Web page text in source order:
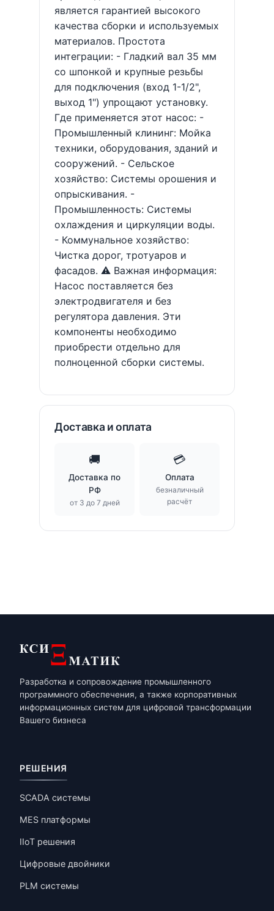
является гарантией высокого
качества сборки и используемых
материалов. Простота
интеграции: - Гладкий вал 35 мм
со шпонкой и крупные резьбы
для подключения (вход 1-1/2",
выход 1") упрощают установку.
Где применяется этот насос: -
Промышленный клининг: Мойка
техники, оборудования, зданий и
сооружений. - Сельское
хозяйство: Системы орошения и
опрыскивания. -
Промышленность: Системы
охлаждения и циркуляции воды.
- Коммунальное хозяйство:
Чистка дорог, тротуаров и
фасадов. ⚠️ Важная информация:
Насос поставляется без
электродвигателя и без
регулятора давления. Эти
компоненты необходимо
приобрести отдельно для
полноценной сборки системы.
Доставка и оплата
🚚
Доставка по
РФ
от 3 до 7 дней
💳
Оплата
безналичный
расчёт
Разработка и сопровождение промышленного
программного обеспечения, а также корпоративных
информационных систем для цифровой трансформации
Вашего бизнеса
РЕШЕНИЯ
SCADA системы
MES платформы
IIoT решения
Цифровые двойники
PLM системы